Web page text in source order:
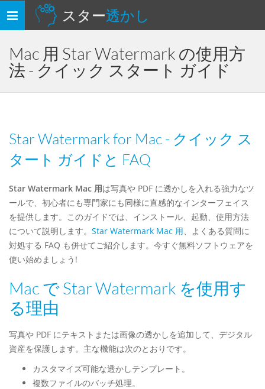
ナ
ビ
ー
シ
り
替
スター透かし
Mac 用 Star Watermark の使用方
法 - クイック スタート ガイド
Star Watermark for Mac - クイック ス
タート ガイドと FAQ
Star Watermark Mac 用は写真や PDF に透かしを入れる強力なツ
ールで、初心者にも専門家にも同様に直感的なインターフェイス
を提供します。このガイドでは、インストール、起動、使用方法
について説明します。 Star Watermark Mac 用、よくある質問に
対処する FAQ も併せてご紹介します。今すぐ無料ソフトウェアを
使い始めましょう!
Mac で Star Watermark を使用す
る理由
写真や PDF にテキストまたは画像の透かしを追加して、デジタル
資産を保護します。主な機能は次のとおりです。
カスタマイズ可能な透かしテンプレート。
複数ファイルのバッチ処理。